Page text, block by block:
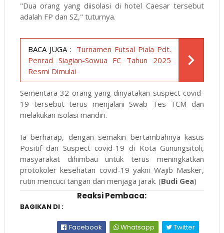
"Dua orang yang diisolasi di hotel Caesar tersebut
adalah FP dan SZ," tuturnya.
BACA JUGA : Turnamen Futsal Piala Pdt.
Penrad Siagian-Sowua FC Tahun 2025
Resmi Dimulai
Sementara 32 orang yang dinyatakan suspect covid-
19 tersebut terus menjalani Swab Tes TCM dan
melakukan isolasi mandiri.
Ia berharap, dengan semakin bertambahnya kasus
Positif dan Suspect covid-19 di Kota Gunungsitoli,
masyarakat dihimbau untuk terus meningkatkan
protokoler kesehatan covid-19 yakni Wajib Masker,
rutin mencuci tangan dan menjaga jarak. (Budi Gea)
Reaksi Pembaca:
BAGIKAN DI :
Facebook Whatsapp
Twitter